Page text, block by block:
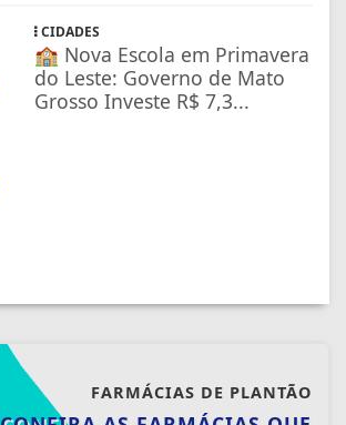
CIDADES
🏫 Nova Escola em Primavera
do Leste: Governo de Mato
Grosso Investe R$ 7,3...
FARMÁCIAS DE PLANTÃO